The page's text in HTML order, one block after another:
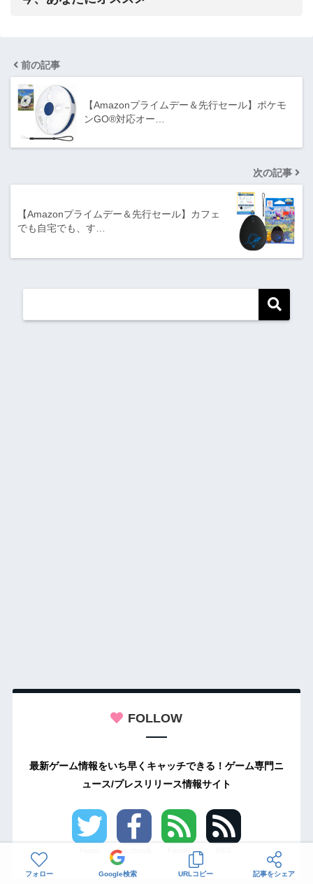
前の記事
【Amazonプライムデー＆先行セール】ポケモ
ンGO®対応オー…
次の記事
【Amazonプライムデー＆先行セール】カフェ
でも自宅でも、す…
FOLLOW
最新ゲーム情報をいち早くキャッチできる！ゲーム専門ニ
ュース/プレスリリース情報サイト
Facebook
フォロー Google検索 URLコピー 記事をシェア